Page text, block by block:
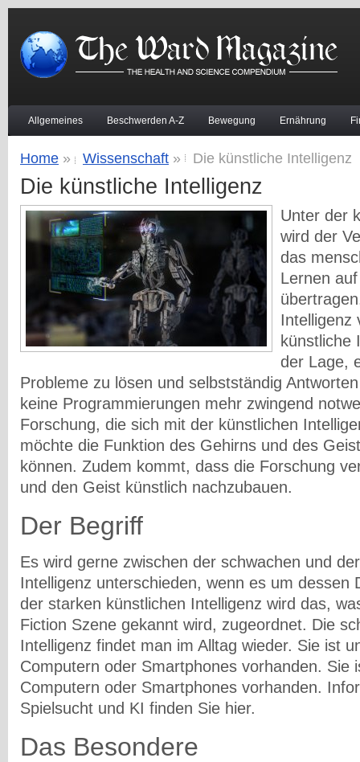
Allgemeines Beschwerden A-Z Bewegung Ernährung
Home » Wissenschaft » Die künstliche Intelligenz
Die künstliche Intelligenz
Unter der
wird der
das
Lernen
Intelligenz
künstliche
der Lage,
Probleme zu lösen und selbstständig
keine Programmierungen mehr zwingend
Forschung, die sich mit der künstlichen
möchte die Funktion des Gehirns und des
können. Zudem kommt, dass die Forschung
und den Geist künstlich nachzubauen.
Der Begriff
Es wird gerne zwischen der schwachen und
Intelligenz unterschieden, wenn es um dessen
der starken künstlichen Intelligenz wird das,
Fiction Szene gekannt wird, zugeordnet. Die
Intelligenz findet man im Alltag wieder. Sie ist
Computern oder Smartphones vorhanden. Sie
Computern oder Smartphones vorhanden.
Spielsucht und KI finden Sie hier.
Das Besondere